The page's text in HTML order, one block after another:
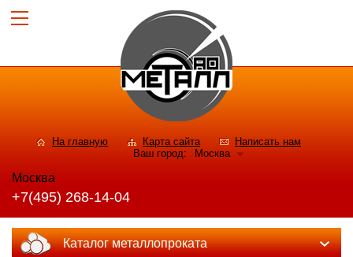
На главную Карта сайта
Написать нам
Ваш город:
Москва
Москва
+7(495) 268-14-04
Каталог металлопроката